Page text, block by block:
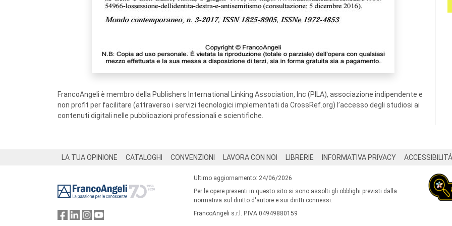
FrancoAngeli è membro della Publishers International Linking Association, Inc (PILA), associazione indipendente e
non profit per facilitare (attraverso i servizi tecnologici implementati da CrossRef.org) l’accesso degli studiosi ai
contenuti digitali nelle pubblicazioni professionali e scientifiche.
LA TUA OPINIONE CATALOGHI CONVENZIONI LAVORA CON NOI LIBRERIE INFORMATIVA PRIVACY ACCESSIBILITÁ
Ultimo aggiornamento: 24/06/2026
Per le opere presenti in questo sito si sono assolti gli obblighi previsti dalla
normativa sul diritto d'autore e sui diritti connessi.
FrancoAngeli s.r.l. P.IVA 04949880159